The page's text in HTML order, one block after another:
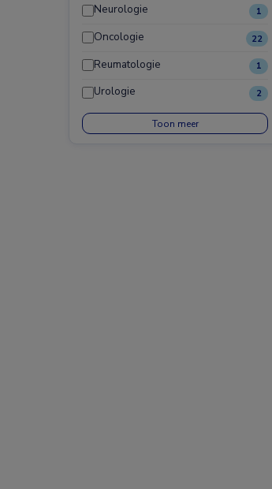
Neurologie 1
Oncologie 22
Reumatologie 1
Urologie 2
Toon meer